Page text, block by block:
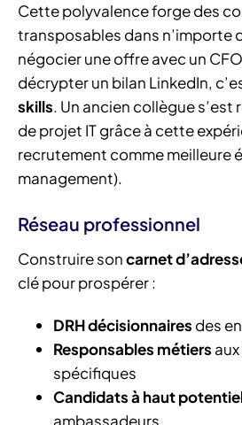
Cette polyvalence forge des
transposables dans n’importe
négocier une offre avec un
décrypter un bilan LinkedIn,
skills. Un ancien collègue
de projet IT grâce à cette
recrutement comme meilleure
management).
Réseau professionnel
Construire soncarnet
clé pour prospérer :
DRH décisionnaires des
Responsables métiers
spécifiques
Candidats à haut
ambassadeurs